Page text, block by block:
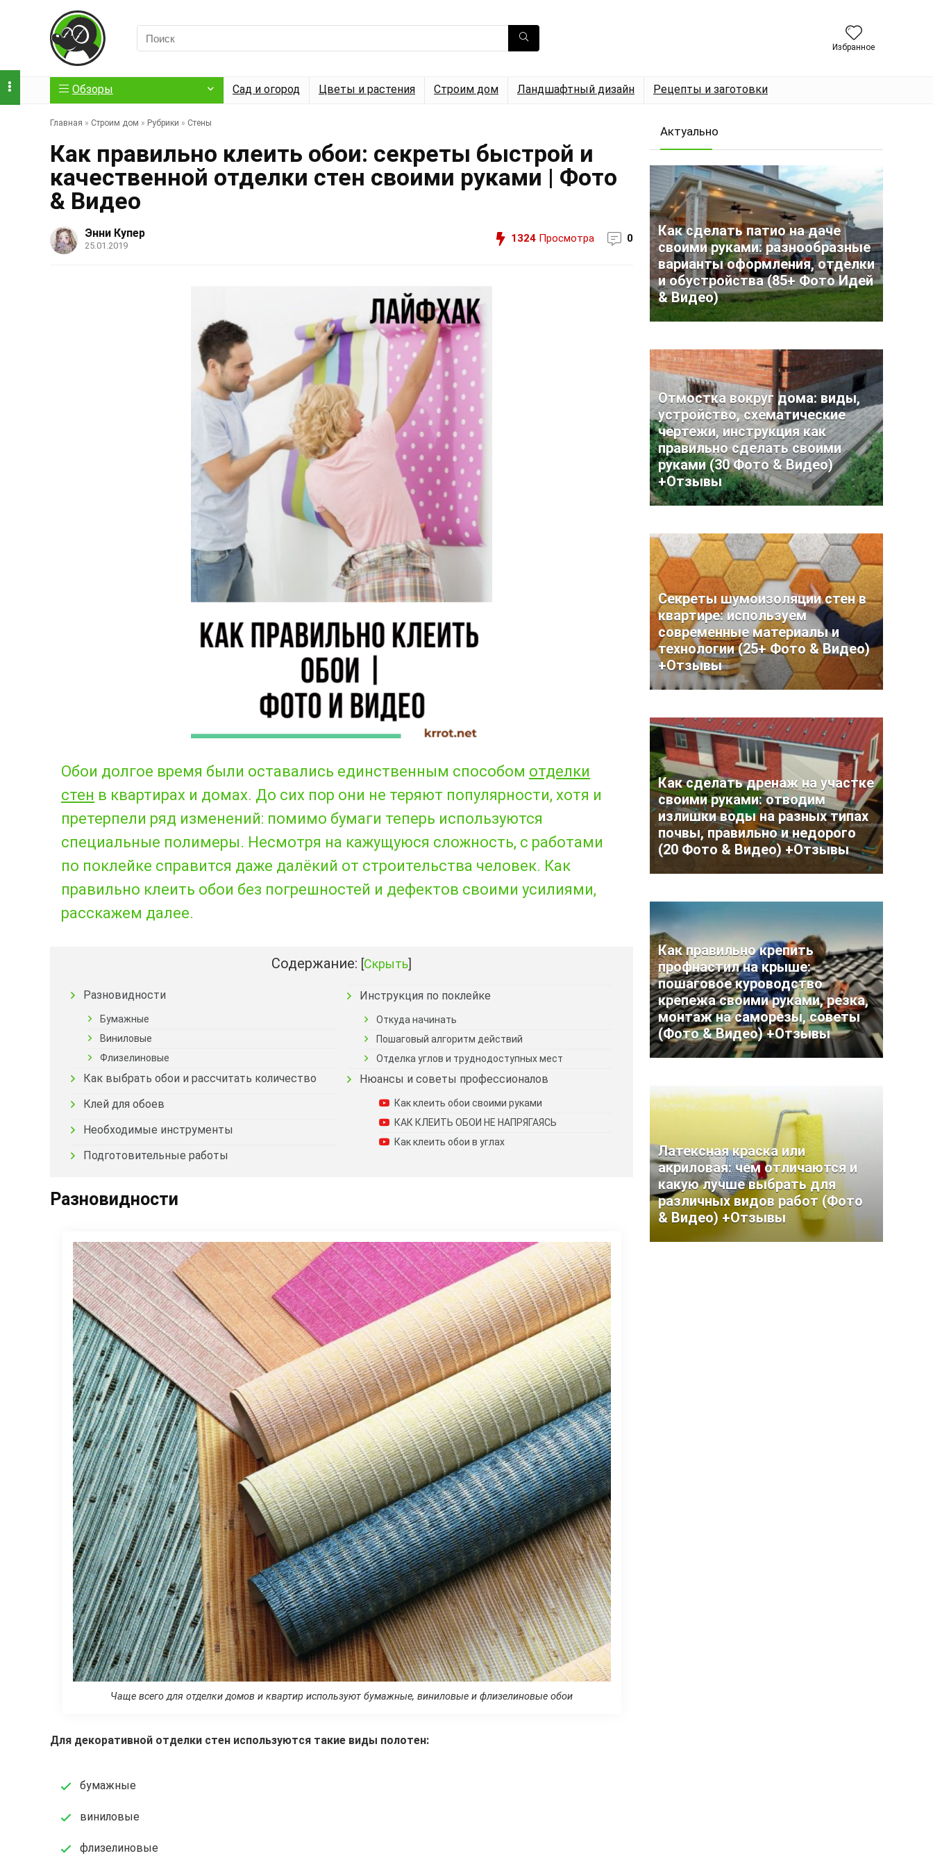
Избранное
Обзоры Сад и огород Цветы и растения Строим дом Ландшафтный дизайн Рецепты и заготовки
Главная » Строим дом » Рубрики » Стены
Как правильно клеить обои: секреты быстрой и
качественной отделки стен своими руками | Фото
& Видео
Энни Купер
25.01.2019
1324 Просмотра 0
Обои долгое время были оставались единственным способом отделки
стен в квартирах и домах. До сих пор они не теряют популярности, хотя и
претерпели ряд изменений: помимо бумаги теперь используются
специальные полимеры. Несмотря на кажущуюся сложность, с работами
по поклейке справится даже далёкий от строительства человек. Как
правильно клеить обои без погрешностей и дефектов своими усилиями,
расскажем далее.
Содержание: [Скрыть]
Разновидности
Бумажные
Виниловые
Флизелиновые
Как выбрать обои и рассчитать количество
Клей для обоев
Необходимые инструменты
Подготовительные работы
Инструкция по поклейке
Откуда начинать
Пошаговый алгоритм действий
Отделка углов и труднодоступных мест
Нюансы и советы профессионалов
Как клеить обои своими руками
КАК КЛЕИТЬ ОБОИ НЕ НАПРЯГАЯСЬ
Как клеить обои в углах
Разновидности
Чаще всего для отделки домов и квартир используют бумажные, виниловые и флизелиновые обои
Для декоративной отделки стен используются такие виды полотен:
бумажные
виниловые
флизелиновые
Актуально
Как сделать патио на даче
своими руками: разнообразные
варианты оформления, отделки
и обустройства (85+ Фото Идей
& Видео)
Отмостка вокруг дома: виды,
устройство, схематические
чертежи, инструкция как
правильно сделать своими
руками (30 Фото & Видео)
+Отзывы
Секреты шумоизоляции стен в
квартире: используем
современные материалы и
технологии (25+ Фото & Видео)
+Отзывы
Как сделать дренаж на участке
своими руками: отводим
излишки воды на разных типах
почвы, правильно и недорого
(20 Фото & Видео) +Отзывы
Как правильно крепить
профнастил на крыше:
пошаговое куроводство
крепежа своими руками, резка,
монтаж на саморезы, советы
(Фото & Видео) +Отзывы
Латексная краска или
акриловая: чем отличаются и
какую лучше выбрать для
различных видов работ (Фото
& Видео) +Отзывы